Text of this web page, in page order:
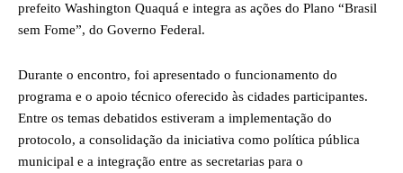
prefeito Washington Quaquá e integra as ações do Plano “Brasil
sem Fome”, do Governo Federal.
Durante o encontro, foi apresentado o funcionamento do
programa e o apoio técnico oferecido às cidades participantes.
Entre os temas debatidos estiveram a implementação do
protocolo, a consolidação da iniciativa como política pública
municipal e a integração entre as secretarias para o